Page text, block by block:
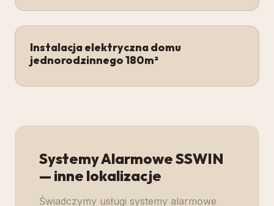
Instalacja elektryczna domu
jednorodzinnego 180m²
Systemy Alarmowe SSWIN
— inne lokalizacje
Świadczymy usługi systemy alarmowe